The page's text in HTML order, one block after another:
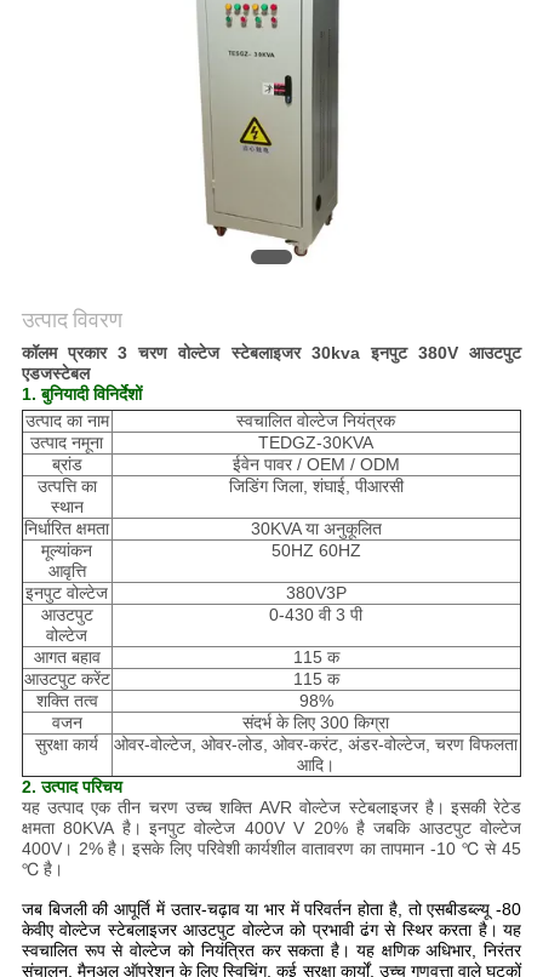
उत्पाद विवरण
कॉलम प्रकार 3 चरण वोल्टेज स्टेबलाइजर 30kva इनपुट 380V आउटपुट
एडजस्टेबल
1. बुनियादी विनिर्देशों
उत्पाद का नाम
स्वचालित वोल्टेज नियंत्रक
उत्पाद नमूना
TEDGZ-30KVA
ब्रांड
ईवेन पावर / OEM / ODM
उत्पत्ति का
स्थान
जिडिंग जिला, शंघाई, पीआरसी
निर्धारित क्षमता
30KVA या अनुकूलित
मूल्यांकन
आवृत्ति
50HZ 60HZ
इनपुट वोल्टेज
380V3P
आउटपुट
वोल्टेज
0-430 वी 3 पी
आगत बहाव
115 क
आउटपुट करेंट
115 क
शक्ति तत्व
98%
वजन
संदर्भ के लिए 300 किग्रा
सुरक्षा कार्य
ओवर-वोल्टेज, ओवर-लोड, ओवर-करंट, अंडर-वोल्टेज, चरण विफलता
आदि।
2. उत्पाद परिचय
यह उत्पाद एक तीन चरण उच्च शक्ति AVR वोल्टेज स्टेबलाइजर है। इसकी रेटेड
क्षमता 80KVA है। इनपुट वोल्टेज 400V V 20% है जबकि आउटपुट वोल्टेज
400V। 2% है। इसके लिए परिवेशी कार्यशील वातावरण का तापमान -10 ℃ से 45
℃ है।
जब बिजली की आपूर्ति में उतार-चढ़ाव या भार में परिवर्तन होता है, तो एसबीडब्ल्यू -80
केवीए वोल्टेज स्टेबलाइजर आउटपुट वोल्टेज को प्रभावी ढंग से स्थिर करता है। यह
स्वचालित रूप से वोल्टेज को नियंत्रित कर सकता है। यह क्षणिक अधिभार, निरंतर
संचालन, मैनुअल ऑपरेशन के लिए स्विचिंग, कई सुरक्षा कार्यों, उच्च गुणवत्ता वाले घटकों